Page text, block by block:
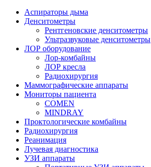
Аспираторы дыма
Денситометры
Рентгеновские денситометры
Ультразвуковые денситометры
ЛОР оборудование
Лор-комбайны
ЛОР кресла
Радиохирургия
Маммографические аппараты
Мониторы пациента
COMEN
MINDRAY
Проктологические комбайны
Радиохирургия
Реанимация
Лучевая диагностика
УЗИ аппараты